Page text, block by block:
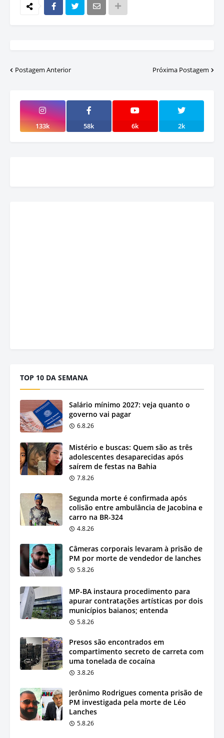
Postagem Anterior Próxima Postagem
133k 58k 6k 2k
TOP 10 DA SEMANA
Salário mínimo 2027: veja quanto o
governo vai pagar
6.8.26
Mistério e buscas: Quem são as três
adolescentes desaparecidas após
saírem de festas na Bahia
7.8.26
Segunda morte é confirmada após
colisão entre ambulância de Jacobina e
carro na BR-324
4.8.26
Câmeras corporais levaram à prisão de
PM por morte de vendedor de lanches
5.8.26
MP-BA instaura procedimento para
apurar contratações artísticas por dois
municípios baianos; entenda
5.8.26
Presos são encontrados em
compartimento secreto de carreta com
uma tonelada de cocaína
3.8.26
Jerônimo Rodrigues comenta prisão de
PM investigada pela morte de Léo
Lanches
5.8.26